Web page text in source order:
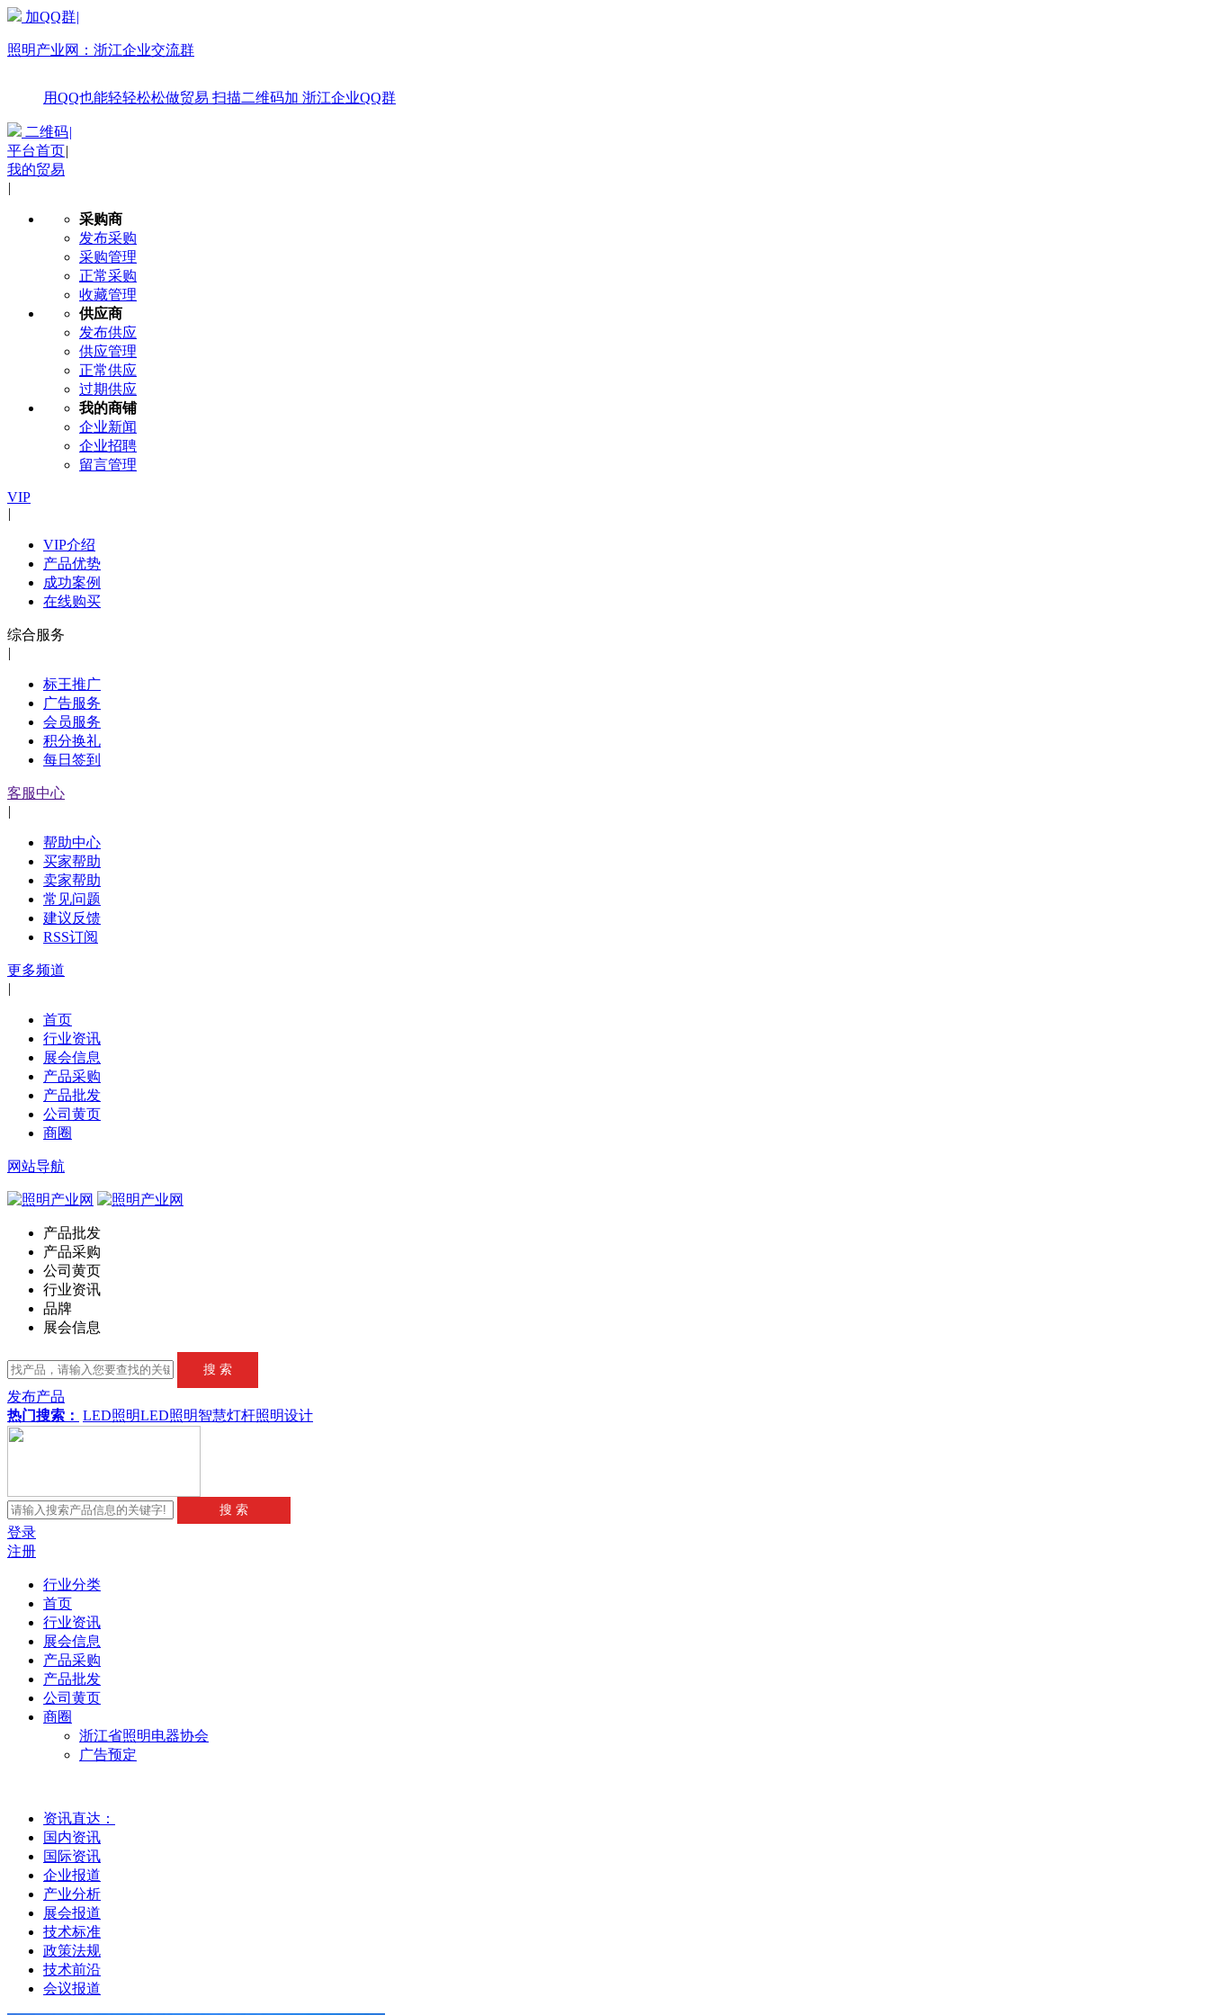
加QQ群|
照明产业网： 浙江企业交流群
用QQ也能轻轻松松做贸易 扫描二维码加 浙江企业QQ群
二维码|
平台首页|
我的贸易
|
采购商
发布采购
采购管理
正常采购
收藏管理
供应商
发布供应
供应管理
正常供应
过期供应
我的商铺
企业新闻
企业招聘
留言管理
VIP
|
VIP介绍
产品优势
成功案例
在线购买
综合服务
|
标王推广
广告服务
会员服务
积分换礼
每日签到
客服中心
|
帮助中心
买家帮助
卖家帮助
常见问题
建议反馈
RSS订阅
更多频道
|
首页
行业资讯
展会信息
产品采购
产品批发
公司黄页
商圈
网站导航
产品批发
产品采购
公司黄页
行业资讯
品牌
展会信息
发布产品
热门搜索： LED照明LED照明智慧灯杆照明设计
登录
注册
行业分类
首页
行业资讯
展会信息
产品采购
产品批发
公司黄页
商圈
浙江省照明电器协会
广告预定
资讯直达：
国内资讯
国际资讯
企业报道
产业分析
展会报道
技术标准
政策法规
技术前沿
会议报道